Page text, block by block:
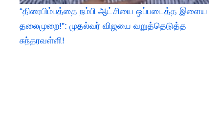
“திரைபிம்பத்தை நம்பி ஆட்சியை ஒப்படைத்த இளைய
தலைமுறை!”: முதல்வர் விஜயை வறுத்தெடுத்த
சுந்தரவள்ளி!